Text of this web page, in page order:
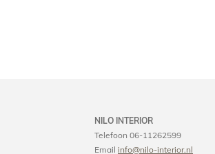
NILO INTERIOR
Telefoon 06-11262599
Email info@nilo-interior.nl